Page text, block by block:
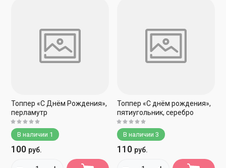
Топпер «С Днём Рождения»,
перламутр
В наличии 1
100 руб.
Топпер «С днём рождения»,
пятиугольник, серебро
В наличии 3
110 руб.